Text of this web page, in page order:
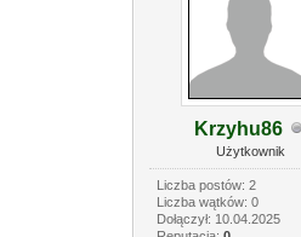
Krzyhu86
Użytkownik
Liczba postów: 2
Liczba wątków: 0
Dołączył: 10.04.2025